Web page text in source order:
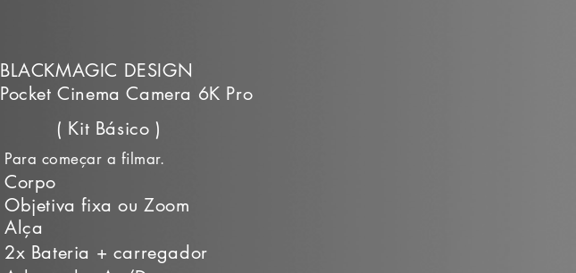
BLACKMAGIC DESIGN
Pocket Cinema Camera 6K Pro
( Kit Básico )
Para começar a filmar.
Corpo
Objetiva fixa ou Zoom
Alça
2x Bateria + carregador